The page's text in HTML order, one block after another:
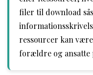
filer til download
ressourcer kan
forældre og ansatte